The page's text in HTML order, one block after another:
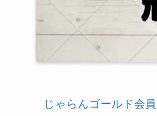
じゃらんゴールド会員